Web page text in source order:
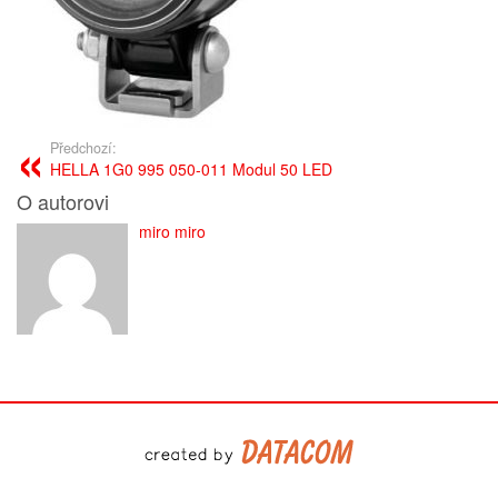
Předchozí:
HELLA 1G0 995 050-011 Modul 50 LED
O autorovi
miro miro